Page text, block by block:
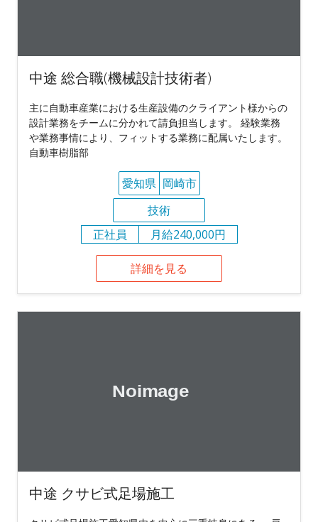
中途 総合職(機械設計技術者)
主に自動車産業における生産設備のクライアント様からの
設計業務をチームに分かれて請負担当します。 経験業務
や業務事情により、フィットする業務に配属いたします。
自動車樹脂部
愛知県 岡崎市
技術
正社員
月給240,000円
詳細を見る
中途 クサビ式足場施工